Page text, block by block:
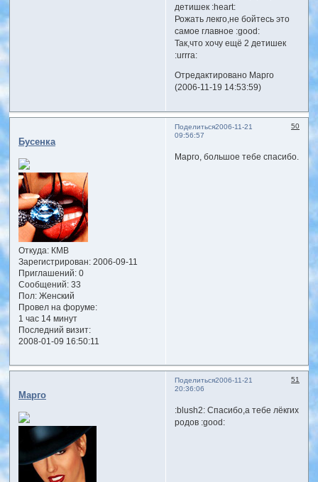
детишек :heart:
Рожать лекго,не бойтесь это
самое главное :good:
Так,что хочу ещё 2 детишек
:urrra:
Отредактировано Марго
(2006-11-19 14:53:59)
Поделиться 50
2006-11-21
09:56:57
Бусенка
Откуда:КМВ
Зарегистрирован: 2006-09-11
Приглашений:0
Сообщений:33
Пол:Женский
Провел на форуме:
1 час 14 минут
Последний визит:
2008-01-09 16:50:11
Марго, большое тебе спасибо.
Поделиться 51
2006-11-21
20:36:06
Марго
:blush2: Спасибо,а тебе лёкгих
родов :good: